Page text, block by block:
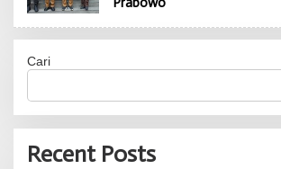
Cari
Recent Posts